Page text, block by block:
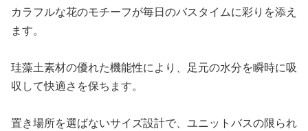
カラフルな花のモチーフが毎日のバスタイムに彩りを添え
ます。
珪藻土素材の優れた機能性により、足元の水分を瞬時に吸
収して快適さを保ちます。
置き場所を選ばないサイズ設計で、ユニットバスの限られ